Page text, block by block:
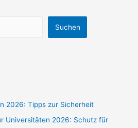
Suchen
2026: Tipps zur Sicherheit
Universitäten 2026: Schutz für